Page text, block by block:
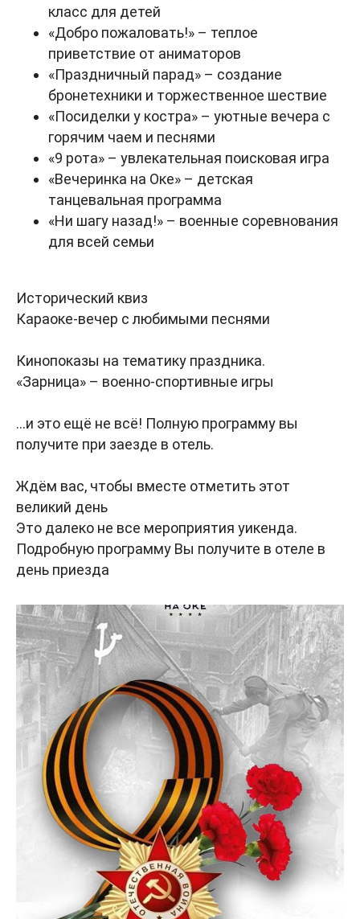
класс для детей
«Добро пожаловать!» – теплое
приветствие от аниматоров
«Праздничный парад» – создание
бронетехники и торжественное шествие
«Посиделки у костра» – уютные вечера с
горячим чаем и песнями
«9 рота» – увлекательная поисковая игра
«Вечеринка на Оке» – детская
танцевальная программа
«Ни шагу назад!» – военные соревнования
для всей семьи
Исторический квиз
Караоке-вечер с любимыми песнями
Кинопоказы на тематику праздника.
«Зарница» – военно-спортивные игры
...и это ещё не всё! Полную программу вы
получите при заезде в отель.
Ждём вас, чтобы вместе отметить этот
великий день
Это далеко не все мероприятия уикенда.
Подробную программу Вы получите в отеле в
день приезда